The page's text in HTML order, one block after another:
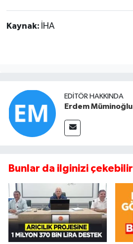
Kaynak: İHA
EDITÖR HAKKINDA
Erdem Müminoğlu
Bunlar da ilginizi çekebilir